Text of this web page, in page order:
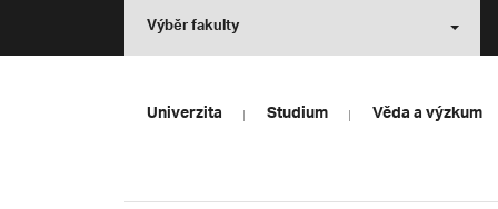
Výběr fakulty
Univerzita Studium Věda a výzkum